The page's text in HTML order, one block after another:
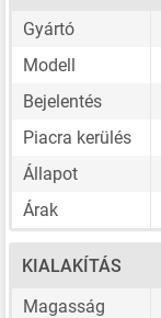
Gyártó
Modell
Bejelentés
Piacra kerülés
Állapot
Árak
KIALAKÍTÁS
Magasság